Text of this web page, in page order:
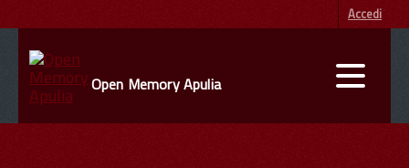
Accedi
Open Memory Apulia